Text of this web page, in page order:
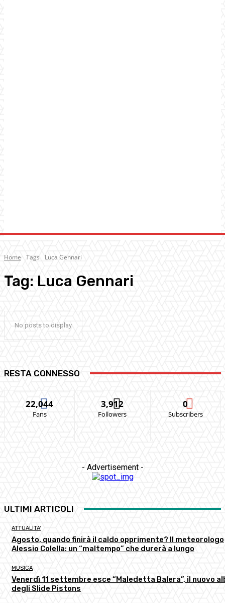
Home Tags Luca Gennari
Tag: Luca Gennari
No posts to display
RESTA CONNESSO
22,044
Fans
3,912
Followers
0
Subscribers
- Advertisement -
ULTIMI ARTICOLI
ATTUALITA'
Agosto, quando finirà il caldo opprimente? Il meteorologo
Alessio Colella: un “maltempo” che durerà a lungo
MUSICA
Venerdì 11 settembre esce “Maledetta Balera”, il nuovo
degli Slide Pistons